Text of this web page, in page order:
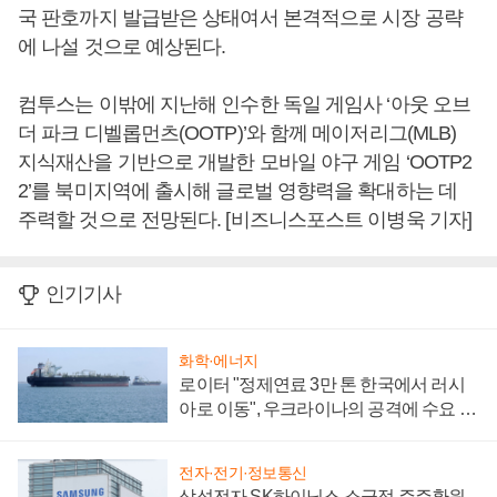
국 판호까지 발급받은 상태여서 본격적으로 시장 공략
에 나설 것으로 예상된다.
컴투스는 이밖에 지난해 인수한 독일 게임사 ‘아웃 오브
더 파크 디벨롭먼츠(OOTP)’와 함께 메이저리그(MLB)
지식재산을 기반으로 개발한 모바일 야구 게임 ‘OOTP2
2’를 북미지역에 출시해 글로벌 영향력을 확대하는 데
주력할 것으로 전망된다. [비즈니스포스트 이병욱 기자]
인기기사
화학·에너지
로이터 "정제연료 3만 톤 한국에서 러시
아로 이동", 우크라이나의 공격에 수요 늘
전자·전기·정보통신